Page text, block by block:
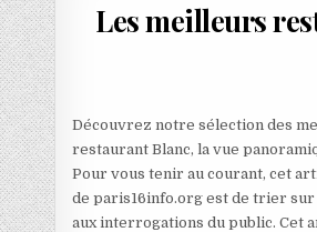
Les meilleurs
Découvrez notre sélection des
restaurant Blanc, la vue
Pour vous tenir au courant, cet
de paris16info.org est de trier sur
aux interrogations du public. Cet